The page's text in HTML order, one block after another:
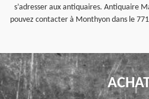
s’adresser aux antiquaires. Antiquaire
pouvez contacter à Monthyon dans le